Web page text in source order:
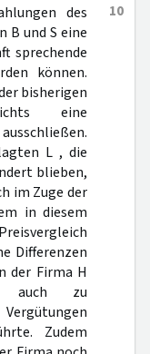
10
des
B und S eine
sprechende
können.
bisherigen
eine
L , die
blieben,
im Zuge der
in diesem
Differenzen
der Firma H
auch zu
Zudem